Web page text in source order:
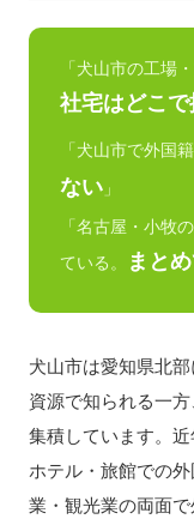
「犬山市の工場
社宅はどこ
「犬山市で外国
ない 」
「名古屋・小牧
ている。
まと
犬山市は愛知県北
資源で知られる一
集積しています。
ホテル・旅館での
業・観光業の両面